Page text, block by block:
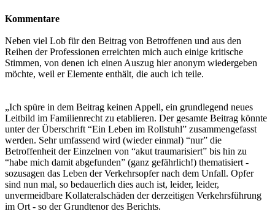
Kommentare
Neben viel Lob für den Beitrag von Betroffenen und aus den
Reihen der Professionen erreichten mich auch einige kritische
Stimmen, von denen ich einen Auszug hier anonym wiedergeben
möchte, weil er Elemente enthält, die auch ich teile.
„Ich spüre in dem Beitrag keinen Appell, ein grundlegend neues
Leitbild im Familienrecht zu etablieren. Der gesamte Beitrag könnte
unter der Überschrift “Ein Leben im Rollstuhl” zusammengefasst
werden. Sehr umfassend wird (wieder einmal) “nur” die
Betroffenheit der Einzelnen von “akut traumarisiert” bis hin zu
“habe mich damit abgefunden” (ganz gefährlich!) thematisiert -
sozusagen das Leben der Verkehrsopfer nach dem Unfall. Opfer
sind nun mal, so bedauerlich dies auch ist, leider, leider,
unvermeidbare Kollateralschäden der derzeitigen Verkehrsführung
im Ort - so der Grundtenor des Berichts.